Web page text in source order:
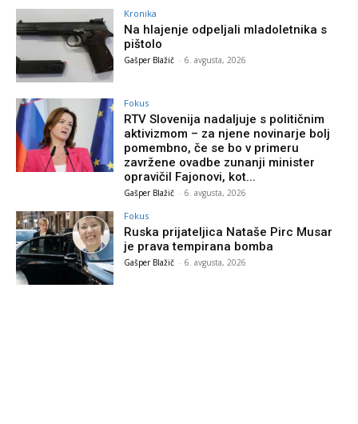
Kronika
Na hlajenje odpeljali mladoletnika s
pištolo
Gašper Blažič - 6. avgusta, 2026
Fokus
RTV Slovenija nadaljuje s političnim
aktivizmom – za njene novinarje bolj
pomembno, če se bo v primeru
zavržene ovadbe zunanji minister
opravičil Fajonovi, kot...
Gašper Blažič - 6. avgusta, 2026
Fokus
Ruska prijateljica Nataše Pirc Musar
je prava tempirana bomba
Gašper Blažič - 6. avgusta, 2026